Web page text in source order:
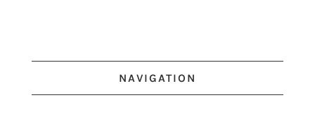
NAVIGATION